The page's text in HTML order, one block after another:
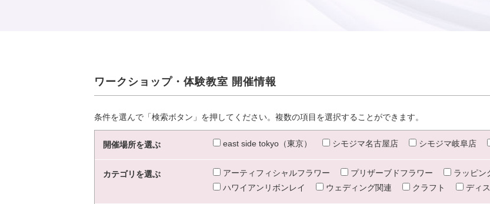
ワークショップ・体験教室 開催情報
条件を選んで「検索ボタン」を押してください。複数の項目を選択することができます。
開催場所を選ぶ east side tokyo（東京） シモジマ名古屋店 シモジマ岐阜店
カテゴリを選ぶ アーティフィシャルフラワー プリザーブドフラワー ラッピン
ハワイアンリボンレイ
ウェディング関連 クラフト ディ